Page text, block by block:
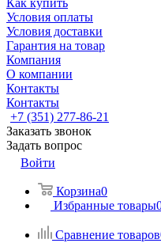
Как купить
Условия оплаты
Условия доставки
Гарантия на товар
Компания
О компании
Контакты
Контакты
+7 (351) 277-86-21
Заказать звонок
Задать вопрос
Войти
Корзина0
Избранные товары
Сравнение товаров